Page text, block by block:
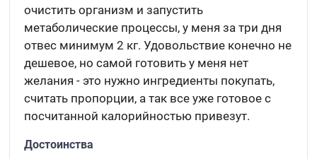
очистить организм и запустить
метаболические процессы, у меня за три дня
отвес минимум 2 кг. Удовольствие конечно не
дешевое, но самой готовить у меня нет
желания - это нужно ингредиенты покупать,
считать пропорции, а так все уже готовое с
посчитанной калорийностью привезут.
Достоинства